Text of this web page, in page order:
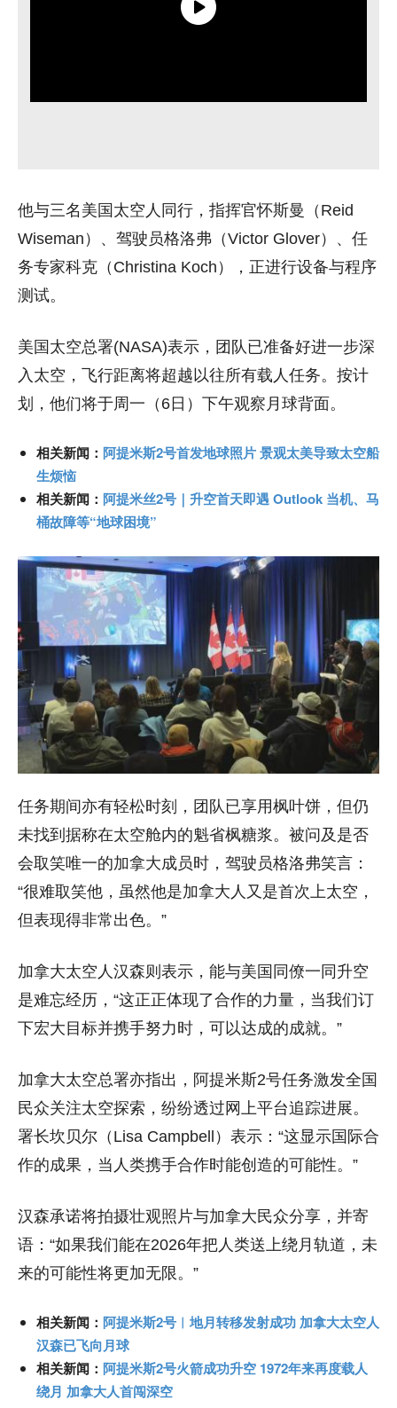
他与三名美国太空人同行，指挥官怀斯曼（Reid
Wiseman）、驾驶员格洛弗（Victor Glover）、任
务专家科克（Christina Koch），正进行设备与程序
测试。
美国太空总署(NASA)表示，团队已准备好进一步深
入太空，飞行距离将超越以往所有载人任务。按计
划，他们将于周一（6日）下午观察月球背面。
相关新闻： 阿提米斯2号首发地球照片 景观太美导致太空船
生烦恼
相关新闻： 阿提米丝2号｜升空首天即遇 Outlook 当机、马
桶故障等“地球困境”
任务期间亦有轻松时刻，团队已享用枫叶饼，但仍
未找到据称在太空舱内的魁省枫糖浆。被问及是否
会取笑唯一的加拿大成员时，驾驶员格洛弗笑言：
“很难取笑他，虽然他是加拿大人又是首次上太空，
但表现得非常出色。”
加拿大太空人汉森则表示，能与美国同僚一同升空
是难忘经历，“这正正体现了合作的力量，当我们订
下宏大目标并携手努力时，可以达成的成就。”
加拿大太空总署亦指出，阿提米斯2号任务激发全国
民众关注太空探索，纷纷透过网上平台追踪进展。
署长坎贝尔（Lisa Campbell）表示：“这显示国际合
作的成果，当人类携手合作时能创造的可能性。”
汉森承诺将拍摄壮观照片与加拿大民众分享，并寄
语：“如果我们能在2026年把人类送上绕月轨道，未
来的可能性将更加无限。”
相关新闻： 阿提米斯2号︱地月转移发射成功 加拿大太空人
汉森已飞向月球
相关新闻： 阿提米斯2号火箭成功升空 1972年来再度载人
绕月 加拿大人首闯深空